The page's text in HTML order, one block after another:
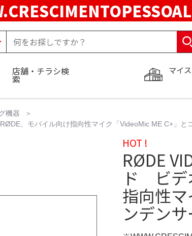
マイ
店舗・チラシ検
索
機器
バイル向け指向性マイク「VideoMic ME C+」と
HOT !
RØDE
ド ビデ
指向性
ンデンサ